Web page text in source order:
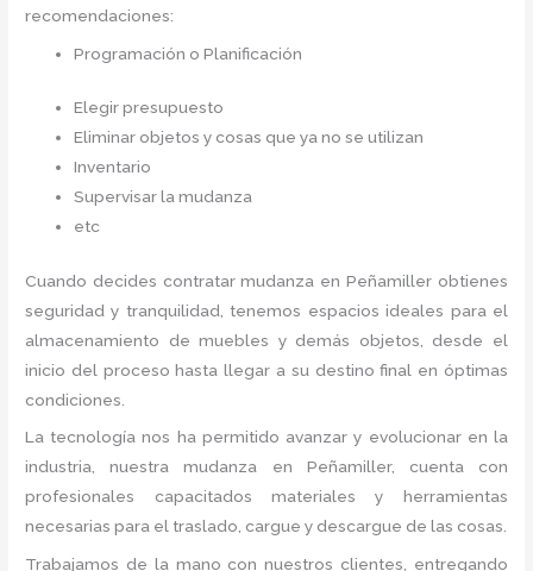
recomendaciones:
Programación o Planificación
Elegir presupuesto
Eliminar objetos y cosas que ya no se utilizan
Inventario
Supervisar la mudanza
etc
Cuando decides contratar mudanza en Peñamiller obtienes
seguridad y tranquilidad, tenemos espacios ideales para el
almacenamiento de muebles y demás objetos, desde el
inicio del proceso hasta llegar a su destino final en óptimas
condiciones.
La tecnología nos ha permitido avanzar y evolucionar en la
industria, nuestra mudanza en Peñamiller, cuenta con
profesionales capacitados materiales y herramientas
necesarias para el traslado, cargue y descargue de las cosas.
Trabajamos de la mano con nuestros clientes, entregando